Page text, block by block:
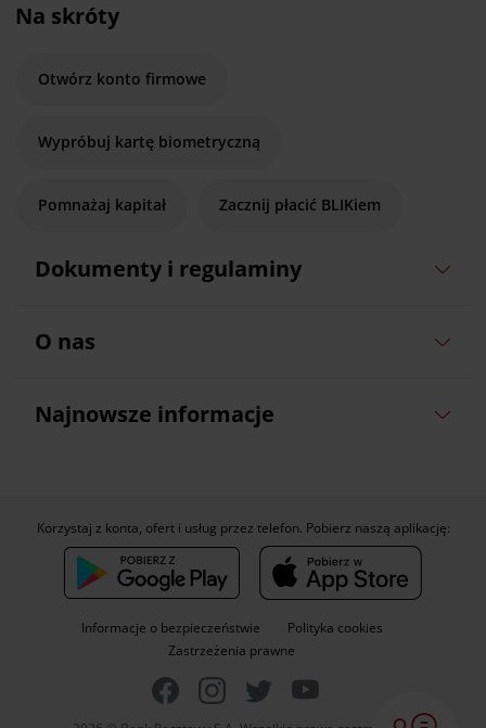
Na skróty
Otwórz konto firmowe
Wypróbuj kartę biometryczną
Pomnażaj kapitał Zacznij płacić BLIKiem
Dokumenty i regulaminy
O nas
Najnowsze informacje
Informacje o bezpieczeństwie
Polityka cookies
Zastrzeżenia prawne
Korzystaj z konta, ofert i usług przez telefon. Pobierz naszą aplikację: